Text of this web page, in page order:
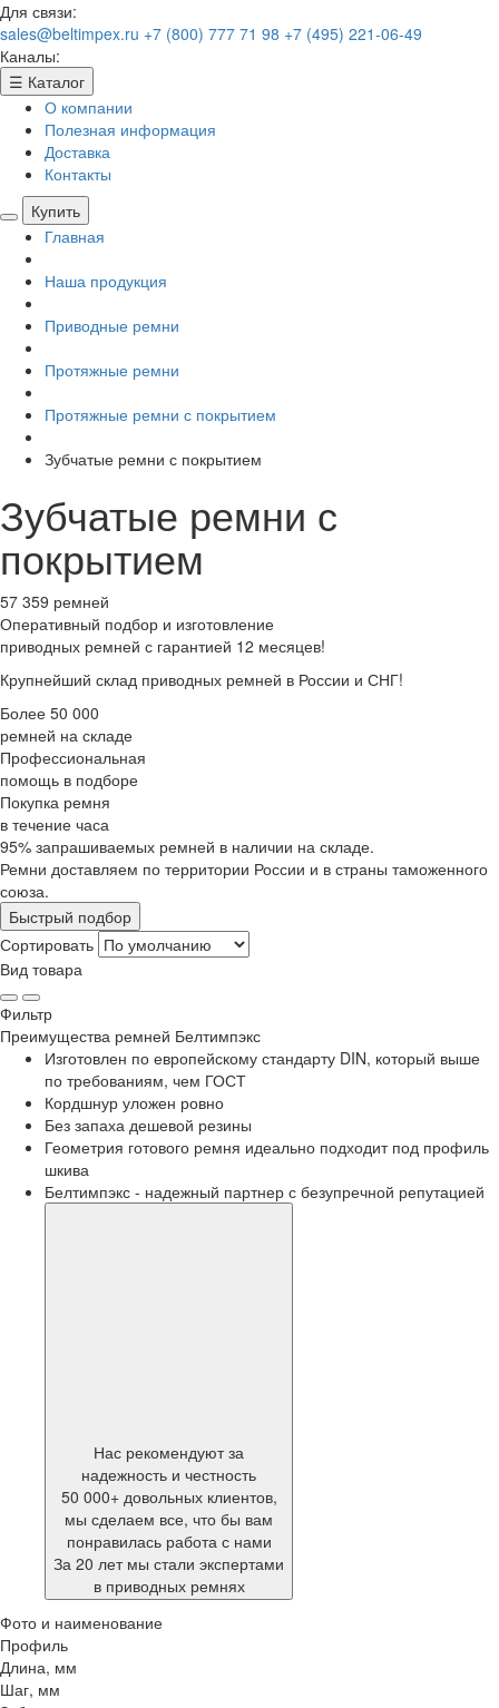
Для связи:
sales@beltimpex.ru +7 (800) 777 71 98 +7 (495) 221-06-49
Каналы:
☰ Каталог
О компании
Полезная информация
Доставка
Контакты
Купить
Главная
Наша продукция
Приводные ремни
Протяжные ремни
Протяжные ремни с покрытием
Зубчатые ремни с покрытием
Зубчатые ремни с
покрытием
57 359 ремней
Оперативный подбор и изготовление
приводных ремней с гарантией 12 месяцев!
Крупнейший склад приводных ремней в России и СНГ!
Более 50 000
ремней на складе
Профессиональная
помощь в подборе
Покупка ремня
в течение часа
95% запрашиваемых ремней в наличии на складе.
Ремни доставляем по территории России и в страны таможенного
союза.
Быстрый подбор
Сортировать
Вид товара
Фильтр
Преимущества ремней Белтимпэкс
Изготовлен по европейскому стандарту DIN, который выше
по требованиям, чем ГОСТ
Кордшнур уложен ровно
Без запаха дешевой резины
Геометрия готового ремня идеально подходит под профиль
шкива
Белтимпэкс - надежный партнер с безупречной репутацией
Нас рекомендуют за
надежность и честность
50 000+ довольных клиентов,
мы сделаем все, что бы вам
понравилась работа с нами
За 20 лет мы стали экспертами
в приводных ремнях
Фото и наименование
Профиль
Длина, мм
Шаг, мм